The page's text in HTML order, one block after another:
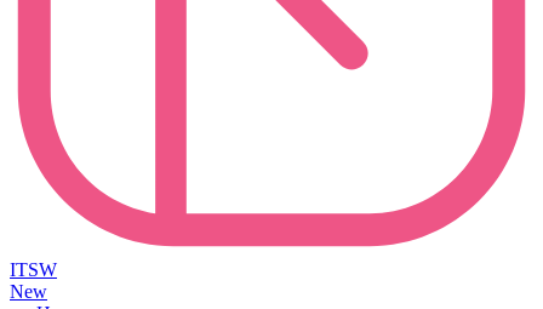
ITSW
New